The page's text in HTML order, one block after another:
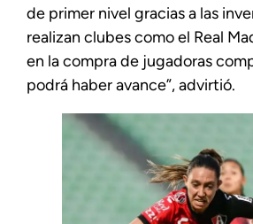
de primer nivel gracias a las
realizan clubes como el Real
en la compra de jugadoras
podrá haber avance”, advirtió.